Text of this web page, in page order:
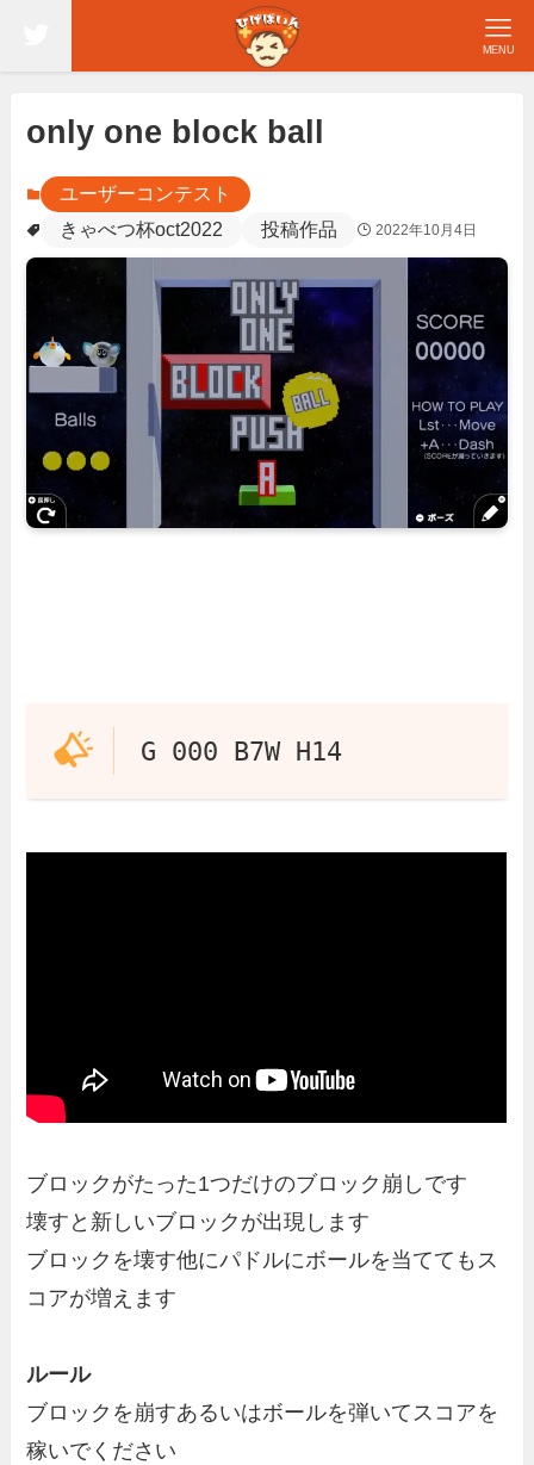
MENU
only one block ball
ユーザーコンテスト
きゃべつ杯oct2022
投稿作品 2022年10月4日
G 000 B7W H14
ブロックがたった1つだけのブロック崩しです
壊すと新しいブロックが出現します
ブロックを壊す他にパドルにボールを当ててもス
コアが増えます
ルール
ブロックを崩すあるいはボールを弾いてスコアを
稼いでください